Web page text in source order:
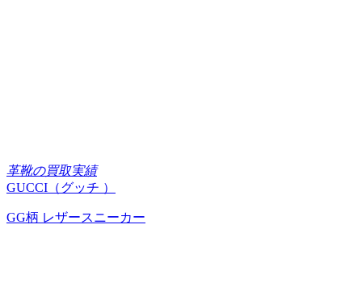
革靴の買取実績
GUCCI（グッチ ）
GG柄 レザースニーカー